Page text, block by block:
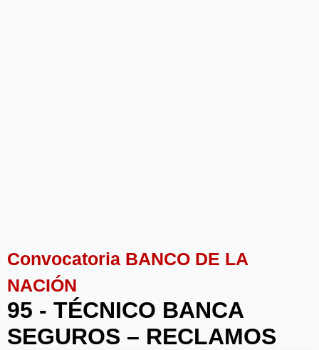
Convocatoria BANCO DE LA
NACIÓN
95 - TÉCNICO BANCA
SEGUROS – RECLAMOS